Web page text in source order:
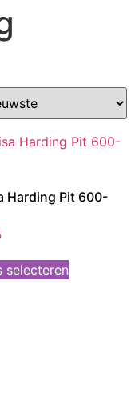
Harding Pit 600-
selecteren